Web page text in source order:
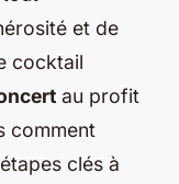
et de
cocktail
au profit
comment
clés à